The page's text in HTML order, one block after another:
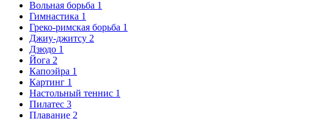
Вольная борьба 1
Гимнастика 1
Греко-римская борьба 1
Джиу-джитсу 2
Дзюдо 1
Йога 2
Капоэйра 1
Картинг 1
Настольный теннис 1
Пилатес 3
Плавание 2